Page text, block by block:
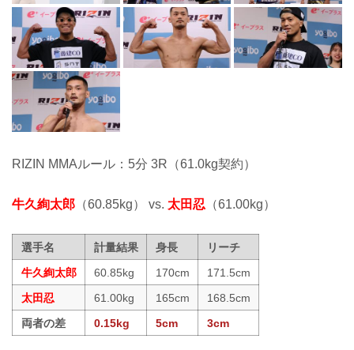
RIZIN MMAルール：5分 3R（61.0kg契約）
牛久絢太郎 （60.85kg） vs. 太田忍 （61.00kg）
選手名 計量結果 身長
リーチ
牛久絢太郎
60.85kg 170cm
171.5cm
太田忍
61.00kg 165cm
168.5cm
両者の差
0.15kg 5cm 3cm